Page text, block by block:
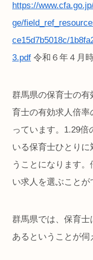
https://
ge/
ce15d7b5018c/
3.pdf 令和６年４月
群馬県の保育士の有
育士の有効求人倍
っています。1.29倍
いる保育士ひとり
うことになります
い求人を選ぶことが
群馬県では、保育
あるということが伺